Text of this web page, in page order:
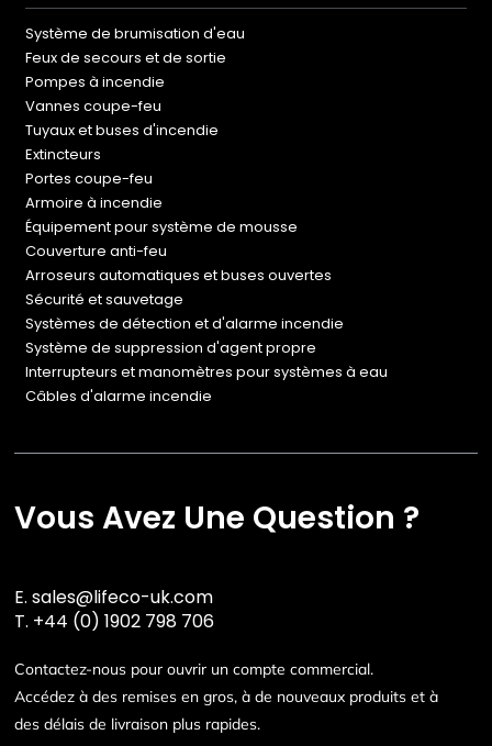
Système de brumisation d'eau
Feux de secours et de sortie
Pompes à incendie
Vannes coupe-feu
Tuyaux et buses d'incendie
Extincteurs
Portes coupe-feu
Armoire à incendie
Équipement pour système de mousse
Couverture anti-feu
Arroseurs automatiques et buses ouvertes
Sécurité et sauvetage
Systèmes de détection et d'alarme incendie
Système de suppression d'agent propre
Interrupteurs et manomètres pour systèmes à eau
Câbles d'alarme incendie
Vous Avez Une Question ?
E.sales@lifeco-uk.com
T. +44 (0) 1902 798 706
Contactez-nous pour ouvrir un compte commercial.
Accédez à des remises en gros, à de nouveaux produits et à
des délais de livraison plus rapides.